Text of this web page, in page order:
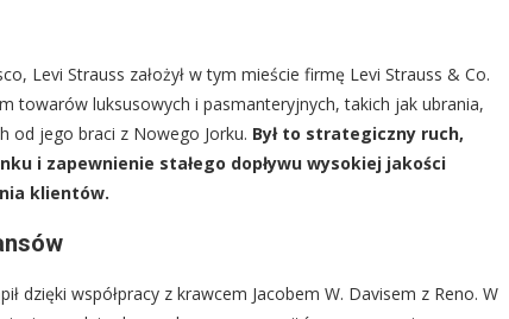
Levi Strauss założył w tym mieście firmę Levi Strauss & Co.
towarów luksusowych i pasmanteryjnych, takich jak ubrania,
od jego braci z Nowego Jorku. Był to strategiczny ruch,
i zapewnienie stałego dopływu wysokiej jakości
klientów.
dzięki współpracy z krawcem Jacobem W. Davisem z Reno. W